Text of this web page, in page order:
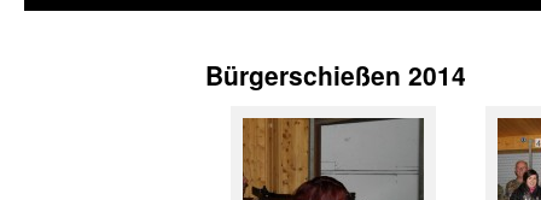
Bürgerschießen 2014